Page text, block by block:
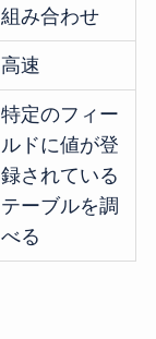
組み合わせ
高速
特定のフィー
ルドに値が登
録されている
テーブルを調
べる